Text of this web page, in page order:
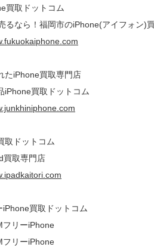
買取ドットコム
るなら！福岡市のiPhone(アイフォン)
たiPhone買取専門店
iPhone買取ドットコム
取ドットコム
買取専門店
iPhone買取ドットコム
フリーiPhone
フリーiPhone